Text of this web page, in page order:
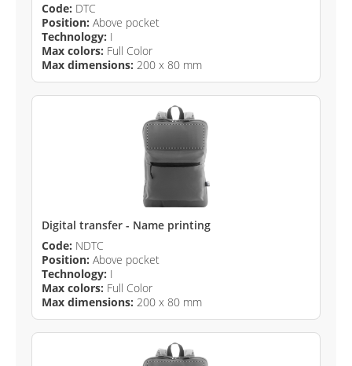
Code: DTC
Position: Above pocket
Technology: I
Max colors: Full Color
Max dimensions: 200 x 80 mm
Digital transfer - Name printing
Code: NDTC
Position: Above pocket
Technology: I
Max colors: Full Color
Max dimensions: 200 x 80 mm